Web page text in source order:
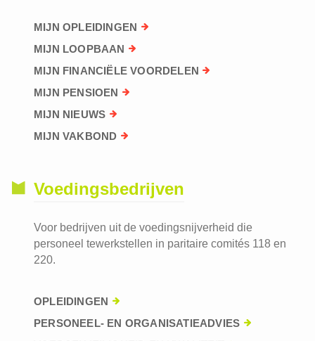
MIJN OPLEIDINGEN
MIJN LOOPBAAN
MIJN FINANCIËLE VOORDELEN
MIJN PENSIOEN
MIJN NIEUWS
MIJN VAKBOND
Voedingsbedrijven
Voor bedrijven uit de voedingsnijverheid die
personeel tewerkstellen in paritaire comités 118 en
220.
OPLEIDINGEN
PERSONEEL- EN ORGANISATIEADVIES